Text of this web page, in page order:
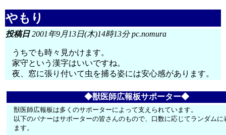
やもり
投稿日2001年9月13日(木)14時13分 pc.nomura
うちでも時々見かけます。
家守という漢字はいいですね。
夜、窓に張り付いて虫を捕る姿には安心感があります。
◆獣医師広報板サポーター◆
獣医師広報板は多くのサポーターによって支えられています。
以下のバナーはサポーターの皆さんのもので、口数に応じてランダムに
ます。